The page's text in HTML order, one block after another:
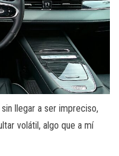
llegar a ser impreciso,
volátil, algo que a mí